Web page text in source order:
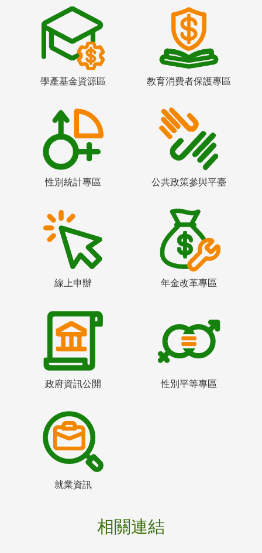
學產基金資源區 教育消費者保護專區
性別統計專區 公共政策參與平臺
線上申辦 年金改革專區
政府資訊公開 性別平等專區
就業資訊
相關連結